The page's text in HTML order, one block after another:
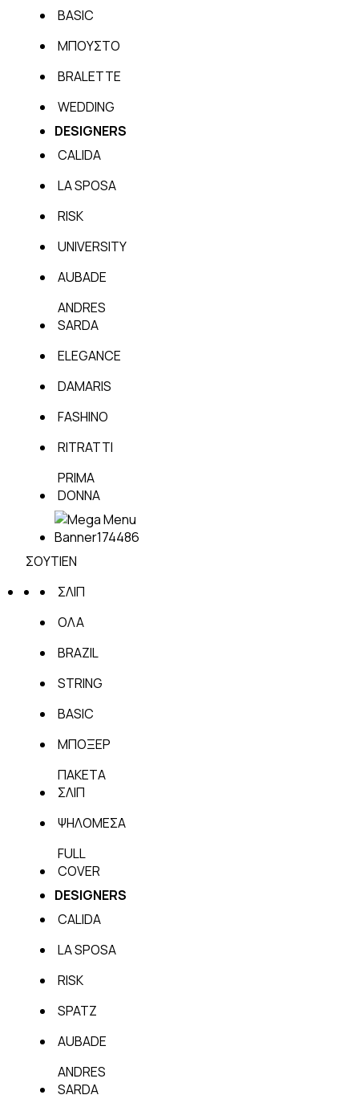
BASIC
ΜΠΟΥΣΤΟ
BRALETTE
WEDDING
DESIGNERS
CALIDA
LA SPOSA
RISK
UNIVERSITY
AUBADE
ANDRES
SARDA
ELEGANCE
DAMARIS
FASHINO
RITRATTI
PRIMA
DONNA
ΣΟΥΤΙΕΝ
ΣΛΙΠ
ΟΛΑ
BRAZIL
STRING
BASIC
ΜΠΟΞΕΡ
ΠΑΚΕΤΑ
ΣΛΙΠ
ΨΗΛΟΜΕΣΑ
FULL
COVER
DESIGNERS
CALIDA
LA SPOSA
RISK
SPATZ
AUBADE
ANDRES
SARDA